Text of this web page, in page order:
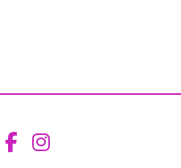
Aceder ao
Aceder ao